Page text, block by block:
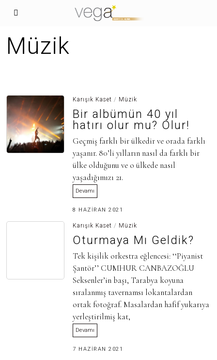
Müzik
Karışık Kaset / Müzik
Bir albümün 40 yıl
hatırı olur mu? Olur!
Geçmiş farklı bir ülkedir ve orada farklı
yaşanır. 80’li yılların nasıl da farklı bir
ülke olduğunu ve o ülkede nasıl
yaşadığımızı 21.
Devamı
8 HAZIRAN 2021
H
Z
I
A
N
0
5
Karışık Kaset / Müzik
Oturmaya Mı Geldik?
Tek kişilik orkestra eğlencesi: ‘‘Piyanist
Şantör’’ CUMHUR CANBAZOĞLU
Seksenler’in başı, Tarabya koyuna
sıralanmış tavernamsı lokantalardan
ortak fotoğraf. Masalardan hafif yukarıya
yerleştirilmiş kat,
Devamı
7 HAZIRAN 2021